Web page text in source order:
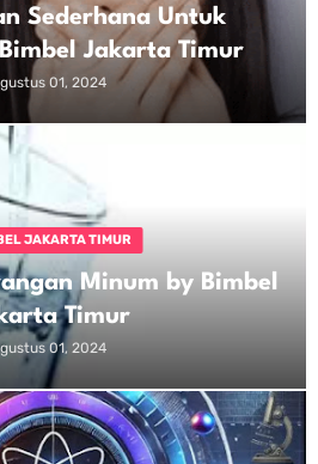
Sederhana Untuk
Jakarta Timur
01, 2024
JAKARTA TIMUR
Minum by Bimbel
Timur
01, 2024